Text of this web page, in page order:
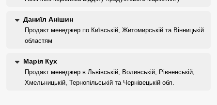
Даниїл Анішин
Продакт менеджер по Київській, Житомирській та Вінницькій
областям
Марія Кух
Продакт менеджер в Львівській, Волинській, Рівненській,
Хмельницькій, Тернопільській та Чернівецькій обл.